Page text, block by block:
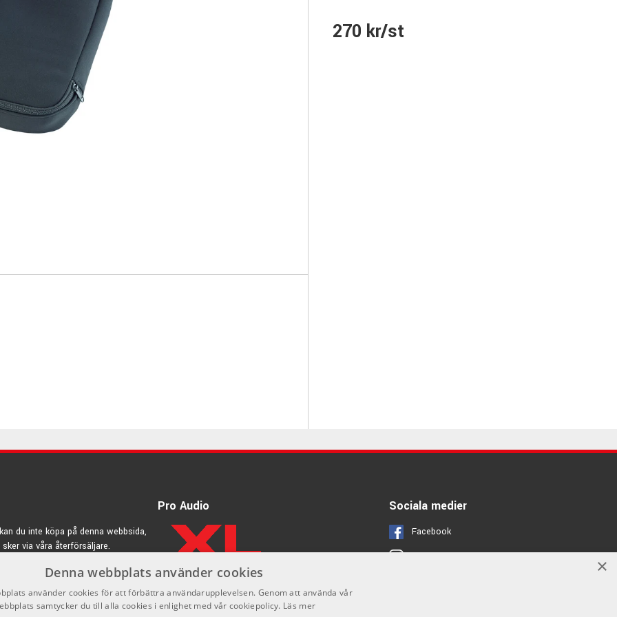
270 kr/st
du inte köpa på denna webbsida,
via våra återförsäljare.
Pro Audio Sociala medier
Facebook
Instagram ×
Denna webbplats använder cookies
använder cookies för att förbättra användarupplevelsen. Genom att använda vår
samtycker du till alla cookies i enlighet med vår cookiepolicy. Läs mer